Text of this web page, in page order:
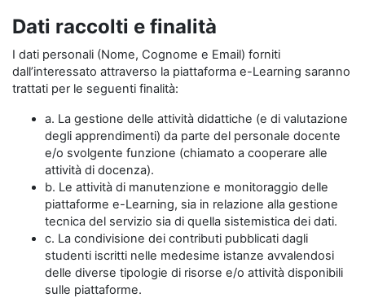
Dati raccolti e finalità
I dati personali (Nome, Cognome e Email) forniti
dall’interessato attraverso la piattaforma e-Learning saranno
trattati per le seguenti finalità:
a. La gestione delle attività didattiche (e di valutazione
degli apprendimenti) da parte del personale docente
e/o svolgente funzione (chiamato a cooperare alle
attività di docenza).
b. Le attività di manutenzione e monitoraggio delle
piattaforme e-Learning, sia in relazione alla gestione
tecnica del servizio sia di quella sistemistica dei dati.
c. La condivisione dei contributi pubblicati dagli
studenti iscritti nelle medesime istanze avvalendosi
delle diverse tipologie di risorse e/o attività disponibili
sulle piattaforme.